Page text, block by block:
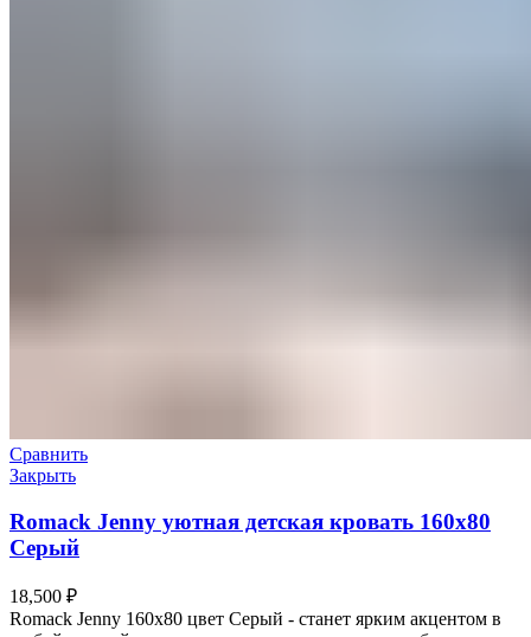
Сравнить
Закрыть
Romack Jenny уютная детская кровать 160х80
Серый
18,500 ₽
Romack Jenny 160х80 цвет Серый - станет ярким акцентом в